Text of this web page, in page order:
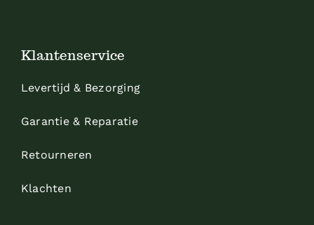
Klantenservice
Levertijd & Bezorging
Garantie & Reparatie
Retourneren
Klachten